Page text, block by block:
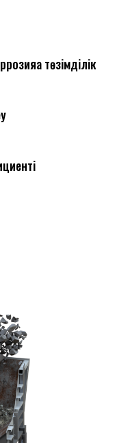
төзімділік